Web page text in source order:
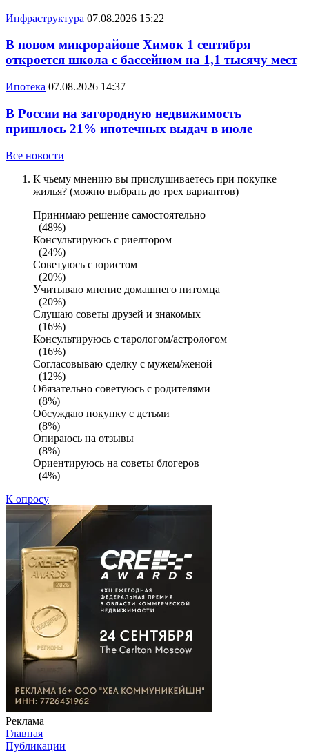
Инфраструктура 07.08.2026 15:22
В новом микрорайоне Химок 1 сентября
откроется школа с бассейном на 1,1 тысячу мест
Ипотека 07.08.2026 14:37
В России на загородную недвижимость
пришлось 21% ипотечных выдач в июле
Все новости
К чьему мнению вы прислушиваетесь при покупке
жилья? (можно выбрать до трех вариантов)
Принимаю решение самостоятельно
(48%)
Консультируюсь с риелтором
(24%)
Советуюсь с юристом
(20%)
Учитываю мнение домашнего питомца
(20%)
Слушаю советы друзей и знакомых
(16%)
Консультируюсь с тарологом/астрологом
(16%)
Согласовываю сделку с мужем/женой
(12%)
Обязательно советуюсь с родителями
(8%)
Обсуждаю покупку с детьми
(8%)
Опираюсь на отзывы
(8%)
Ориентируюсь на советы блогеров
(4%)
К опросу
Реклама
Главная
Публикации